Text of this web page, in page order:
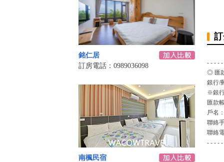
銘仁居
訂房電話：0989036098
南楓民宿
- - - -
◎ 匯
銀行/
※銀
匯款
戶名
聯絡
聯絡
- - - -